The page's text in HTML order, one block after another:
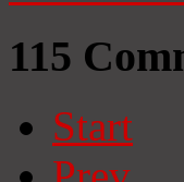
115
Start